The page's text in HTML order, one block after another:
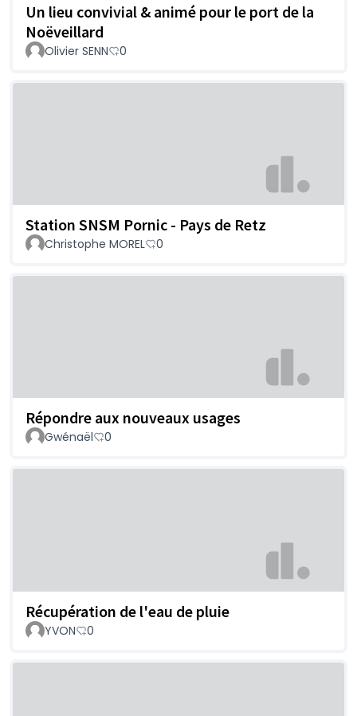
Un lieu convivial & animé pour le port de la
Noëveillard
Olivier SENN 0
Station SNSM Pornic - Pays de Retz
Christophe MOREL 0
Répondre aux nouveaux usages
Gwénaël 0
Récupération de l'eau de pluie
YVON 0